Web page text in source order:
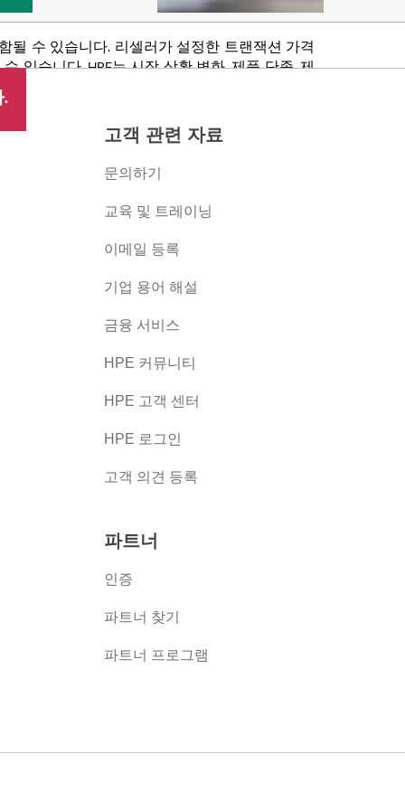
될 수 있습니다. 리셀러가 설정한 트랜잭션 가격
있습니다. HPE는 시장 상황 변화, 제품 단종, 제
를 보유합니다.
고객 관련 자료
문의하기
교육 및 트레이닝
이메일 등록
기업 용어 해설
금융 서비스
HPE 커뮤니티
HPE 고객 센터
HPE 로그인
고객 의견 등록
파트너
인증
파트너 찾기
파트너 프로그램